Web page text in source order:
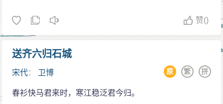
赞()
送齐六归石城
宋代： 卫博 拼
繁
原
春衫快马君来时，寒江稳泛君今归。